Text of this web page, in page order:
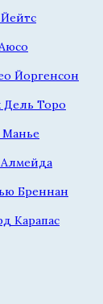
Йоргенсон
Дель Торо
Бреннан
Карапас